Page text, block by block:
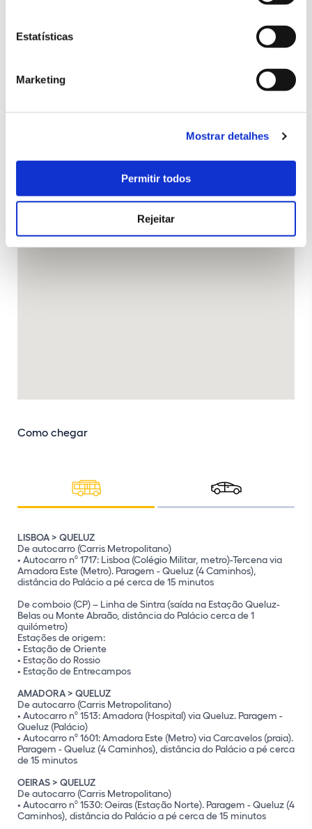
Estatísticas
Marketing
Mostrar detalhes
Permitir todos
Rejeitar
Como chegar
LISBOA > QUELUZ
De autocarro (Carris Metropolitano)
• Autocarro nº 1717: Lisboa (Colégio Militar, metro)-Tercena via
Amadora Este (Metro). Paragem - Queluz (4 Caminhos),
distância do Palácio a pé cerca de 15 minutos
De comboio (CP) – Linha de Sintra (saída na Estação Queluz-
Belas ou Monte Abraão, distância do Palácio cerca de 1
quilómetro)
Estações de origem:
• Estação de Oriente
• Estação do Rossio
• Estação de Entrecampos
AMADORA > QUELUZ
De autocarro (Carris Metropolitano)
• Autocarro nº 1513: Amadora (Hospital) via Queluz. Paragem -
Queluz (Palácio)
• Autocarro nº 1601: Amadora Este (Metro) via Carcavelos (praia).
Paragem - Queluz (4 Caminhos), distância do Palácio a pé cerca
de 15 minutos
OEIRAS > QUELUZ
De autocarro (Carris Metropolitano)
• Autocarro nº 1530: Oeiras (Estação Norte). Paragem - Queluz (4
Caminhos), distância do Palácio a pé cerca de 15 minutos
Coordenadas GPS